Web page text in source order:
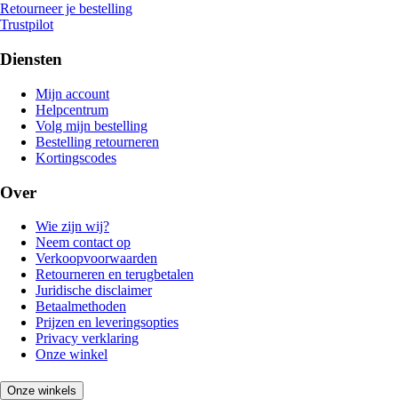
Retourneer je bestelling
Trustpilot
Diensten
Mijn account
Helpcentrum
Volg mijn bestelling
Bestelling retourneren
Kortingscodes
Over
Wie zijn wij?
Neem contact op
Verkoopvoorwaarden
Retourneren en terugbetalen
Juridische disclaimer
Betaalmethoden
Prijzen en leveringsopties
Privacy verklaring
Onze winkel
Onze winkels